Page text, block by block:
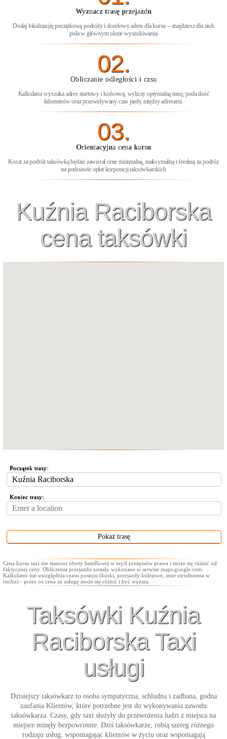
Wyznacz trasę przejazdu
Dodaj lokalizacjię początkową podróży i docelowy adres dla kursu – znajdziesz dla nich
pola w głównym oknie wyszukiwania
02.
Obliczanie odległości i czsu
Kalkulator wyszuka adres startowy i końcową, wyliczy optymalną trasę, poda ilość
kilometrów oraz przewidywany czas jazdy między adresami.
03.
Orientacyjna cena kursu
Koszt za podróż taksówką będzie zawierał cene minimalną, maksymalną i średnią za podróż
na podstawie opłat korporacji taksówkarskich
Kuźnia Raciborska
cena taksówki
Początek trasy:
Koniec trasy:
Cena kursu taxi nie stanowi oferty handlowej w myśl przepisów prawa i może się różnić od
faktycznej ceny. Obliczenia przejazdu zostały wykonane w serwise maps.google.com.
Kalkulator nie uwzględnia czasu postoju (korki, przejazdy kolejowe, inne utrudnienia w
ruchu) - przez co cena za usługę może się różnić i być wyższa.
Taksówki Kuźnia
Raciborska Taxi
usługi
Dzisiejszy taksówkarz to osoba sympatyczna, schludna i zadbana, godna
zaufania Klientów, które potrzebne jest do wykonywania zawodu
taksówkarza. Czasy, gdy taxi służyły do przewożenia ludzi z miejsca na
miejsce minęły bezpowrotnie. Dziś taksówkarze, robią szereg różnego
rodzaju usług, wspomagając klientów w życiu oraz wspomagają